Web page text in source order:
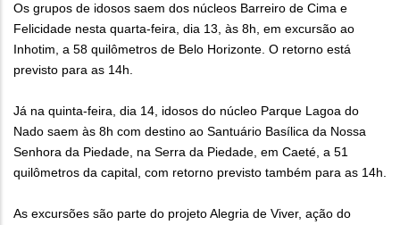
Os grupos de idosos saem dos núcleos Barreiro de Cima e
Felicidade nesta quarta-feira, dia 13, às 8h, em excursão ao
Inhotim, a 58 quilômetros de Belo Horizonte. O retorno está
previsto para as 14h.
Já na quinta-feira, dia 14, idosos do núcleo Parque Lagoa do
Nado saem às 8h com destino ao Santuário Basílica da Nossa
Senhora da Piedade, na Serra da Piedade, em Caeté, a 51
quilômetros da capital, com retorno previsto também para as 14h.
As excursões são parte do projeto Alegria de Viver, ação do